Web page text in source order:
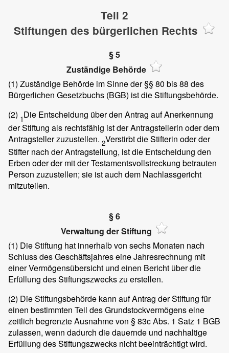
Teil 2
Stiftungen des bürgerlichen Rechts
§ 5
Zuständige Behörde
(1) Zuständige Behörde im Sinne der §§ 80 bis 88 des
Bürgerlichen Gesetzbuchs (BGB) ist die Stiftungsbehörde.
(2) 1Die Entscheidung über den Antrag auf Anerkennung
der Stiftung als rechtsfähig ist der Antragstellerin oder dem
Antragsteller zuzustellen. 2Verstirbt die Stifterin oder der
Stifter nach der Antragstellung, ist die Entscheidung den
Erben oder der mit der Testamentsvollstreckung betrauten
Person zuzustellen; sie ist auch dem Nachlassgericht
mitzuteilen.
§ 6
Verwaltung der Stiftung
(1) Die Stiftung hat innerhalb von sechs Monaten nach
Schluss des Geschäftsjahres eine Jahresrechnung mit
einer Vermögensübersicht und einen Bericht über die
Erfüllung des Stiftungszwecks zu erstellen.
(2) Die Stiftungsbehörde kann auf Antrag der Stiftung für
einen bestimmten Teil des Grundstockvermögens eine
zeitlich begrenzte Ausnahme von § 83c Abs. 1 Satz 1 BGB
zulassen, wenn dadurch die dauernde und nachhaltige
Erfüllung des Stiftungszwecks nicht beeinträchtigt wird.